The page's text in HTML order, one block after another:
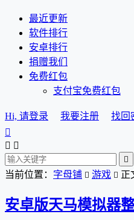
最近更新
软件排行
安卓排行
捐赠我们
免费红包
支付宝免费红包
Hi, 请登录 我要注册 找回

 

当前位置： 字母铺  游戏  正
安卓版天马模拟器